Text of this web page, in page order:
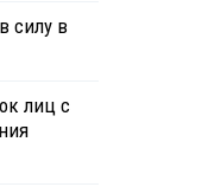
силу в
лиц с